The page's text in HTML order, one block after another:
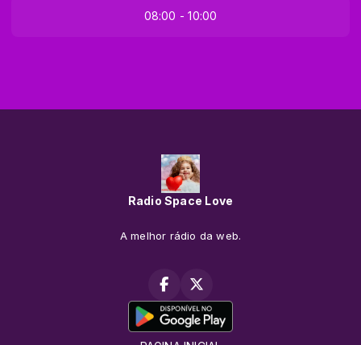
08:00 - 10:00
Radio Space Love
A melhor rádio da web.